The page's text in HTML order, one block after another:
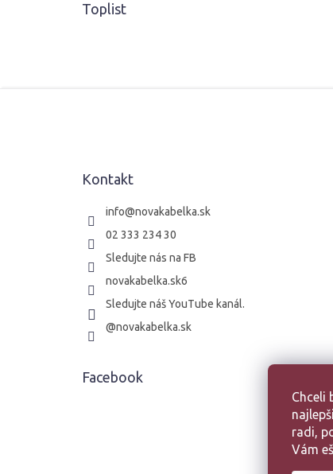
Chceli
radi,
Vám
Toplist
Kontakt
info@novakabelka.sk
02 333 234 30
Sledujte nás na FB
novakabelka.sk6
Sledujte náš YouTube kanál.
@novakabelka.sk
Facebook